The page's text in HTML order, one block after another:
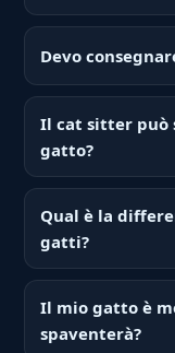
Devo
Il cat sitter può
gatto?
Qual è la
gatti?
Il mio gatto è
spaventerà?